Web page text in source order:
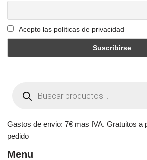
Acepto las políticas de privacidad
Gastos de envio: 7€ mas IVA. Gratuitos a
pedido
Menu